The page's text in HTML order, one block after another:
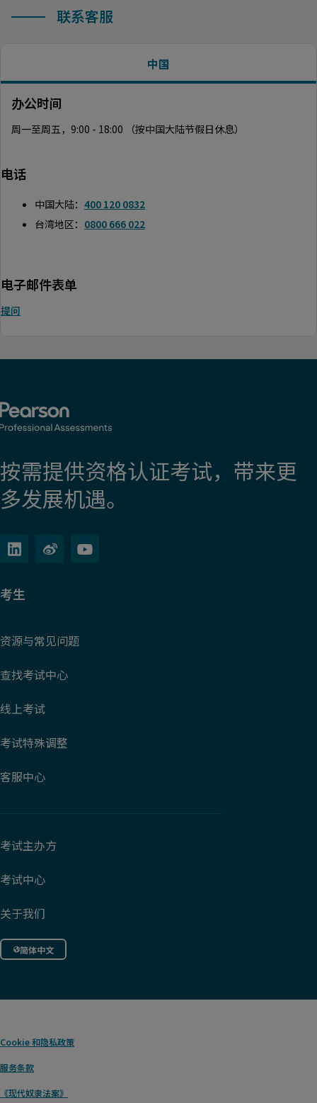
联系客服
中国
办公时间
周一至周五，9:00 - 18:00 （按中国大陆节假日休息）
电话
中国大陆： 400 120 0832
台湾地区： 0800 666 022
电子邮件表单
提问
按需提供资格认证考试，带来更
多发展机遇。
考生
资源与常见问题
查找考试中心
线上考试
考试特殊调整
客服中心
考试主办方
考试中心
关于我们
简体中文
Cookie和隐私政策
服务条款
《现代奴隶法案》